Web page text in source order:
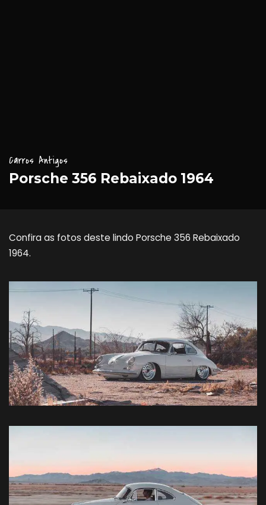
Carros Antigos
Porsche 356 Rebaixado 1964
Confira as fotos deste lindo Porsche 356 Rebaixado
1964.